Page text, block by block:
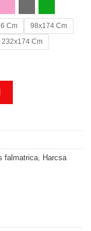
Cm
98x174 Cm
232x174 Cm
falmatrica, Harcsa